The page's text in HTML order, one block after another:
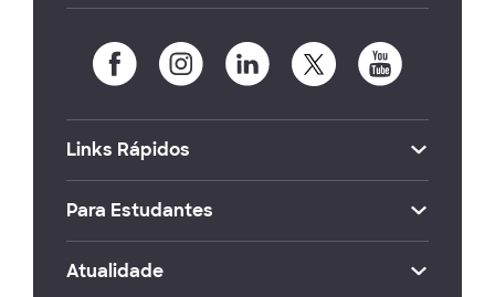
Links Rápidos
Para Estudantes
Atualidade